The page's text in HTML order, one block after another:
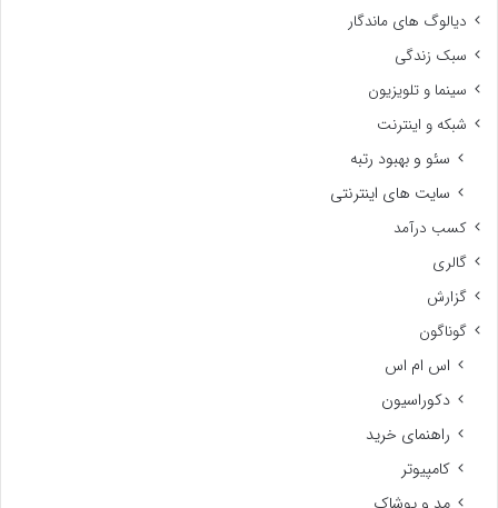
دیالوگ های ماندگار
سبک زندگی
سینما و تلویزیون
شبکه و اینترنت
سئو و بهبود رتبه
سایت های اینترنتی
کسب درآمد
گالری
گزارش
گوناگون
اس ام اس
دکوراسیون
راهنمای خرید
کامپیوتر